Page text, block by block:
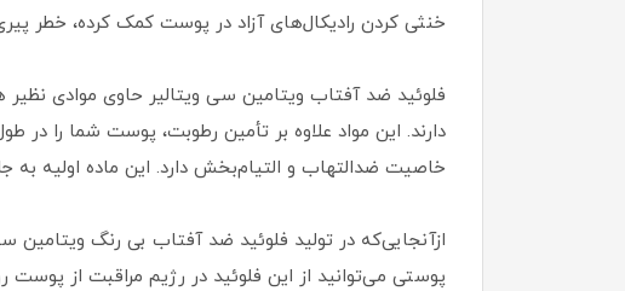
خنثی کردن رادیکال‌های آزاد در پوست کمک کرده، خطر
فلوئید ضد آفتاب ویتامین سی ویتالیر حاوی موادی
دارند. این مواد علاوه بر تأمین رطوبت، پوست شما را در
خاصیت ضدالتهاب و التیام‌بخش دارد. این ماده اولیه
ازآنجایی‌که در تولید فلوئید ضد آفتاب بی رنگ
پوستی می‌توانید از این فلوئید در رژیم مراقبت از پوست